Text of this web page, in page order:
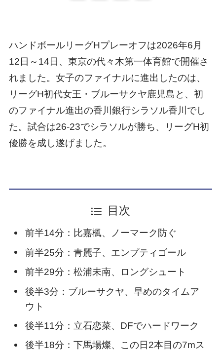
ハンドボールリーグHプレーオフは2026年6月
12日～14日、東京の代々木第一体育館で開催さ
れました。女子のファイナルに進出したのは、
リーグH初代女王・ブルーサクヤ鹿児島と、初
のファイナル進出の香川銀行シラソル香川でし
た。試合は26-23でシラソルが勝ち、リーグH初
優勝を成し遂げました。
目次
前半14分：比嘉楓、ノーマーク防ぐ
前半25分：青麗子、エンプティゴール
前半29分：松浦未南、ロングシュート
後半3分：ブルーサクヤ、早めのタイムア
ウト
後半11分：立石恋菜、DFでハードワーク
後半18分：下馬場燦、この日2本目の7mス